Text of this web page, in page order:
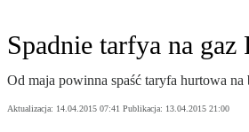
Spadnie tarfya na gaz
Od maja powinna spaść taryfa hurtowa
Aktualizacja: 14.04.2015 07:41 Publikacja: 13.04.2015 21:00